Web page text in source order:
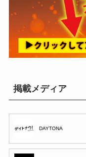
掲載メディア
DAYTONA